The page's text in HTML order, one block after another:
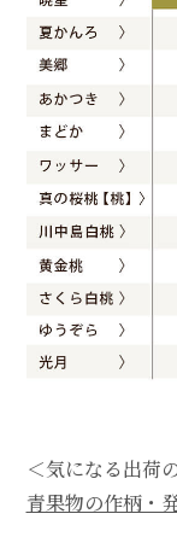
＜気になる出荷
青果物の作柄・